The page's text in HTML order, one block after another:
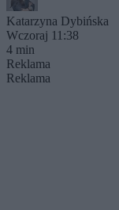
Katarzyna Dybińska
Wczoraj 11:38
4 min
Reklama
Reklama